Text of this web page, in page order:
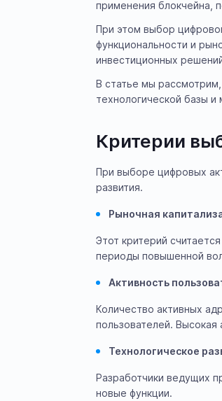
применения блокчейна,
При этом выбор
функциональности и
инвестиционных
В статье мы рассмотрим,
технологической базы
Критерии
При выборе цифровых
развития.
Рыночная
Этот критерий
периоды повышенной
Активность
Количество активных
пользователей.
Технологическое
Разработчики ведущих
новые функции.